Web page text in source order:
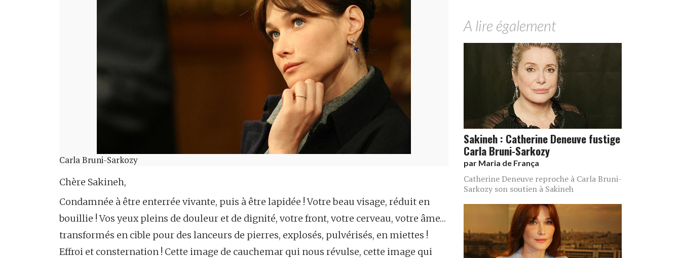
Carla Bruni-Sarkozy
Chère Sakineh,
Condamnée à être enterrée vivante, puis à être lapidée ! Votre beau visage, réduit en
bouillie ! Vos yeux pleins de douleur et de dignité, votre front, votre cerveau, votre âme…
transformés en cible pour des lanceurs de pierres, explosés, pulvérisés, en miettes !
Effroi et consternation ! Cette image de cauchemar qui nous révulse, cette image qui
A lire également
Sakineh : Catherine Deneuve fustige
Carla Bruni-Sarkozy
par Maria de França
Catherine Deneuve reproche à Carla Bruni-
Sarkozy son soutien à Sakineh